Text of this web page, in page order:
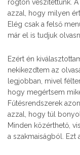
rögtön veszítettünk.
azzal, hogy milyen
Elég csak a felső
már el is tudjuk
Ezért én
nekikezdtem az
legjobban, mivel
hogy megértsem
Fűtésrendszerek
azzal, hogy túl
Minden közérthető,
a szakmaiságból. Ezt